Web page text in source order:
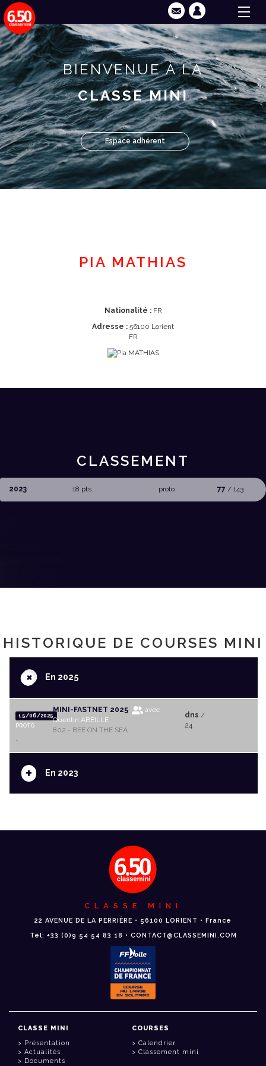
BIENVENUE À LA
CLASSE MINI
Espace adhérent
PIA MATHIAS
Nationalité :FR
Adresse : 56100 Lorient
FR
CLASSEMENT
2023 18 pts. proto 77 / 143
HISTORIQUE DE COURSES MINI
+En 2025
15/06/2025
PROTO
MINI-FASTNET 2025
avec
Quentin ABEILLE
802 - BEE ON THE SEA
dns /
24
-
+ En 2023
CLASSE MINI
22 AVENUE DE LA PERRIÈRE • 56100 LORIENT • France
Tél: +33 (0)9 54 54 83 18 • CONTACT@CLASSEMINI.COM
CLASSE MINI
Présentation
Actualités
Documents
COURSES
Calendrier
Classement mini